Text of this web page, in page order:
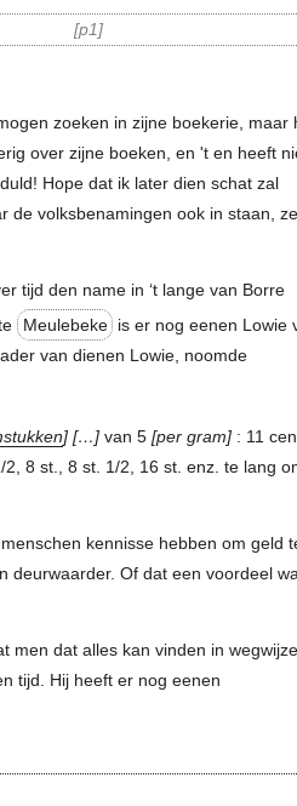
p1
zoeken in zijne boekerie, maar
over zijne boeken, en 't en heeft
Hope dat ik later dien schat zal
de volksbenamingen ook in staan,
tijd den name in ‘t lange van Borre
Meulebeke is er nog eenen Lowie
van dienen Lowie, noomde
… van 5 per gram : 11
8 st., 8 st. 1/2, 16 st. enz. te lang
kennisse hebben om geld
deurwaarder. Of dat een voordeel
men dat alles kan vinden in
tijd. Hij heeft er nog eenen